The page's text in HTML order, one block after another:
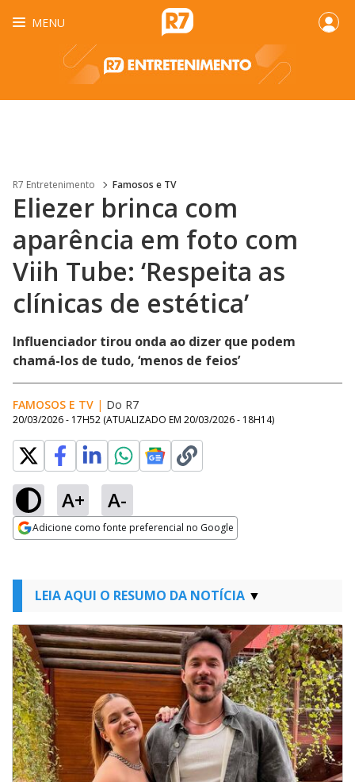
MENU
R7 Entretenimento Famosos e TV
Eliezer brinca com
aparência em foto com
Viih Tube: ‘Respeita as
clínicas de estética’
Influenciador tirou onda ao dizer que podem
chamá-los de tudo, ‘menos de feios’
FAMOSOS E TV | Do R7
20/03/2026 - 17H52 (ATUALIZADO EM 20/03/2026 - 18H14)
A+ A-
Adicione como fonte preferencial no Google
LEIA AQUI O RESUMO DA NOTÍCIA